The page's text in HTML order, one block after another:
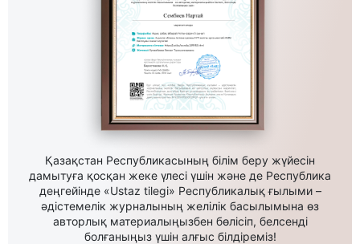
Қазақстан Республикасының білім беру жүйесін
дамытуға қосқан жеке үлесі үшін және де Республика
деңгейінде «Ustaz tilegi» Республикалық ғылыми –
әдістемелік журналының желілік басылымына өз
авторлық материалыңызбен бөлісіп, белсенді
болғаныңыз үшін алғыс білдіреміз!